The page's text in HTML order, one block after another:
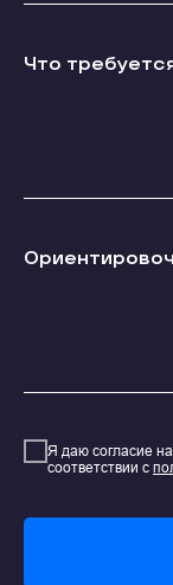
Что
Я даю согласие
соответствии с